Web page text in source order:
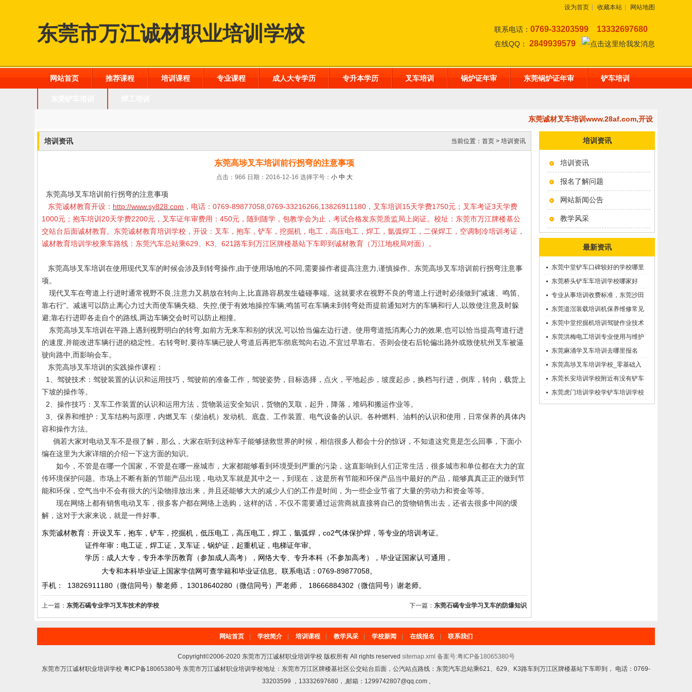
设为首页 收藏本站 网站地图
东莞市万江诚材职业培训学校 联系电话： 0769-33203599 13332697680
在线QQ： 2849939579
网站首页 推荐课程 培训课程 专业课程 成人大专学历 专升本学历 叉车培训 锅炉证年审 东莞锅炉证年审 铲车培训
东莞诚材叉车培训www.28af.com,开设：东莞挖掘
培训资讯
培训资讯
报名了解问题
网站新闻公告
教学风采
最新资讯
东莞中堂铲车口碑较好的学校哪里
有？
东莞桥头铲车车培训学校哪家好
呢？推荐一下
专业从事培训收费标准，东莞沙田
优质的学叉车考证价钱
东莞道滘装载培训机保养维修常见
问题等知识大全
东莞中堂挖掘机培训驾驶作业技术
东莞洪梅电工培训专业使用与维护
接触调压噐？
东莞麻涌学叉车培训去哪里报名
东莞高埗叉车培训学校_零基础入
学_随到随学
东莞长安培训学校附近有没有铲车
培训的-
东莞虎门培训学校学铲车培训学校
在哪里_
培训资讯 当前位置： 首页 > 培训资讯
东莞高埗叉车培训前行拐弯的注意事项
点击：966 日期：2016-12-16 选择字号： 小 中 大
东莞高埗叉车培训前行拐弯的注意事项
东莞诚材教育开设： http://www.sy828.com ，电话：0769-89877058,0769-33216266,13826911180，叉车培训15天学费1750元；叉车考证3天学费
1000元；抱车培训20天学费2200元，叉车证年审费用：450元，随到随学，包教学会为止，考试合格发东莞质监局上岗证。校址：东莞市万江牌楼基公
交站台后面诚材教育。东莞诚材教育培训学校，开设：叉车，抱车，铲车，挖掘机，电工，高压电工，焊工，氩弧焊工，二保焊工，空调制冷培训考证，
诚材教育培训学校乘车路线：东莞汽车总站乘629、K3、621路车到万江区牌楼基站下车即到诚材教育（万江地税局对面）。
东莞高埗叉车培训在使用现代叉车的时候会涉及到转弯操作,由于使用场地的不同,需要操作者提高注意力,谨慎操作。东莞高埗叉车培训前行拐弯注意事
项。
现代叉车在弯道上行进时通常视野不良,注意力又易放在转向上,比直路容易发生磕碰事端。这就要求在视野不良的弯道上行进时必须做到"减速、鸣笛、
靠右行"。减速可以防止离心力过大而使车辆失稳、失控,便于有效地操控车辆;鸣笛可在车辆未到转弯处而提前通知对方的车辆和行人,以致使注意及时躲
避;靠右行进即各走自个的路线,两边车辆交会时可以防止相撞。
东莞高埗叉车培训在平路上遇到视野明白的转弯,如前方无来车和别的状况,可以恰当偏左边行进。使用弯道抵消离心力的效果,也可以恰当提高弯道行进
的速度,并能改进车辆行进的稳定性。右转弯时,要待车辆已驶人弯道后再把车彻底驾向右边,不宜过早靠右。否则会使右后轮偏出路外或致使杭州叉车被逼
驶向路中,而影响会车。
东莞高埗叉车培训的实践操作课程：
1、驾驶技术：驾驶装置的认识和运用技巧，驾驶前的准备工作，驾驶姿势，目标选择，点火，平地起步，坡度起步，换档与行进，倒库，转向，载货上
下坡的操作等。
2、操作技巧：叉车工作装置的认识和运用方法，货物装运安全知识，货物的叉取，起升，降落，堆码和搬运作业等。
3、保养和维护：叉车结构与原理，内燃叉车（柴油机）发动机、底盘、工作装置、电气设备的认识。各种燃料、油料的认识和使用，日常保养的具体内
容和操作方法。
倘若大家对电动叉车不是很了解，那么，大家在听到这种车子能够拯救世界的时候，相信很多人都会十分的惊讶，不知道这究竟是怎么回事，下面小
编在这里为大家详细的介绍一下这方面的知识。
如今，不管是在哪一个国家，不管是在哪一座城市，大家都能够看到环境受到严重的污染，这直影响到人们正常生活，很多城市和单位都在大力的宣
传环境保护问题。市场上不断有新的节能产品出现，电动叉车就是其中之一，到现在，这是所有节能和环保产品当中最好的产品，能够真真正正的做到节
能和环保，空气当中不会有很大的污染物排放出来，并且还能够大大的减少人们的工作是时间，为一些企业节省了大量的劳动力和资金等等。
现在网络上都有销售电动叉车，很多客户都在网络上选购，这样的话，不仅不需要通过运营商就直接将自己的货物销售出去，还省去很多中间的缓
解，这对于大家来说，就是一件好事。
东莞诚材教育：开设叉车，抱车，铲车，挖掘机，低压电工，高压电工，焊工，氩弧焊，co2气体保护焊，等专业的培训考证。
证件年审：电工证，焊工证，叉车证，锅炉证，起重机证，电梯证年审。
学历：成人大专，专升本学历教育（参加成人高考），网络大专、专升本科（不参加高考），毕业证国家认可通用，
大专和本科毕业证上国家学信网可查学籍和毕业证信息。 联系电话 ： 0769-89877058。
手机： 13826911180（微信同号）黎老师， 13018640280 （微信同号）严老师 ， 18666884302 （微信同号） 谢老师。
上一篇： 东莞石碣专业学习叉车技术的学校 下一篇： 东莞石碣专业学习叉车的防爆知识
网站首页 学校简介 培训课程 教学风采 学校新闻 在线报名 联系我们
Copyright©2006-2020 东莞市万江诚材职业培训学校 版权所有 All rights reserved sitemap.xml 备案号:粤ICP备18065380号
东莞市万江诚材职业培训学校 粤ICP备18065380号 东莞市万江诚材职业培训学校地址：东莞市万江区牌楼基社区公交站台后面，公汽站点路线：东莞汽车总站乘621、629、K3路车到万江区牌楼基站下车即到， 电话：0769-
33203599 ，13332697680，,邮箱：1299742807@qq.com ,